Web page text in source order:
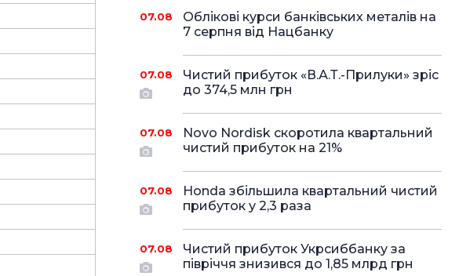
07.08
Облікові курси банківських металів на
7 серпня від Нацбанку
07.08
Чистий прибуток «В.А.Т.-Прилуки» зріс
до 374,5 млн грн
07.08
Novo Nordisk скоротила квартальний
чистий прибуток на 21%
07.08
Honda збільшила квартальний чистий
прибуток у 2,3 раза
07.08
Чистий прибуток Укрсиббанку за
півріччя знизився до 1,85 млрд грн